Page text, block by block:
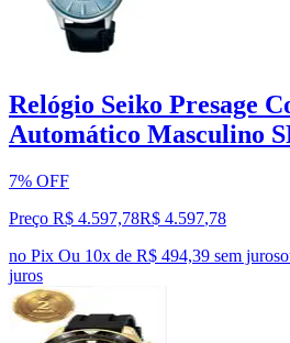
Relógio Seiko Presage
Automático Masculino
7% OFF
Preço R$ 4.597,78R$ 4.597,78
no Pix Ou 10x de R$ 494,39 sem juros
juros